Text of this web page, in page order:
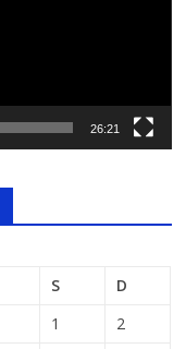
26:21
S
D
1
2